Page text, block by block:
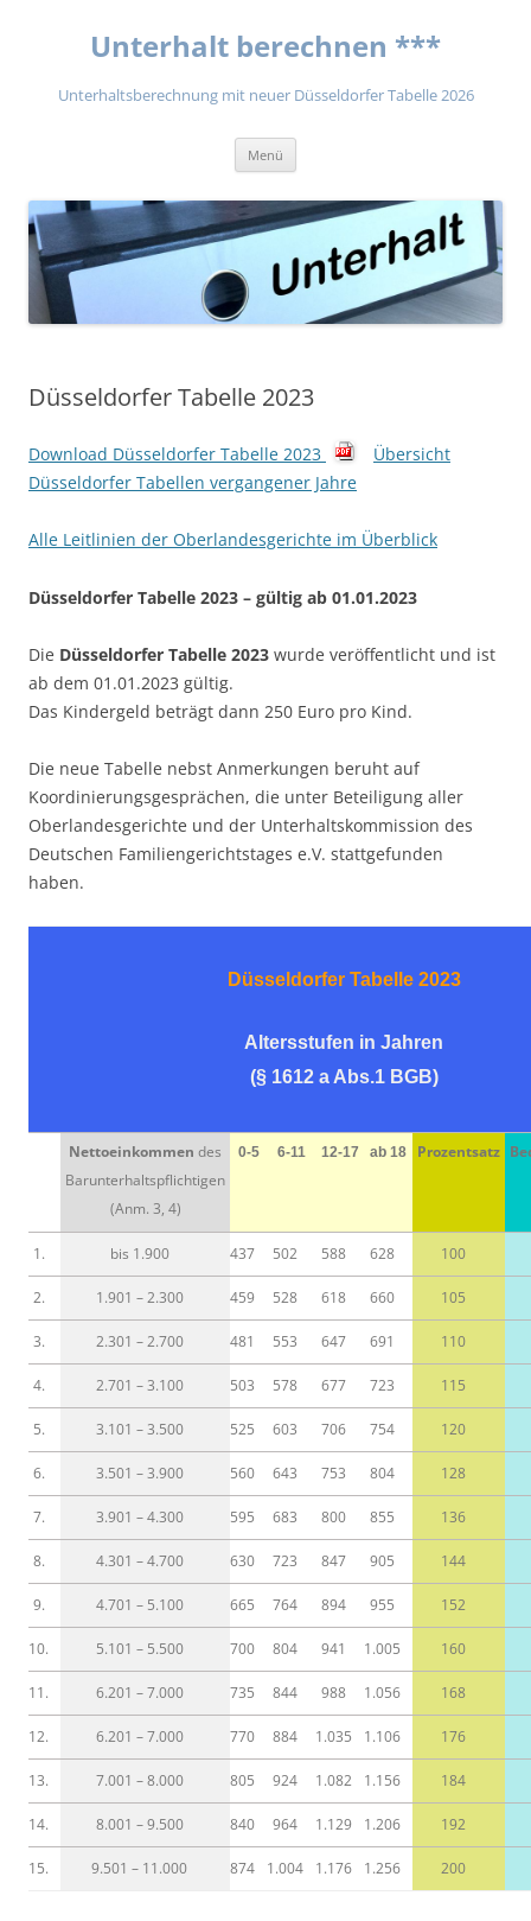
Unterhalt berechnen ***
Unterhaltsberechnung mit neuer Düsseldorfer Tabelle 2026
Menü
Düsseldorfer Tabelle 2023
Download Düsseldorfer Tabelle 2023
Übersicht
Düsseldorfer Tabellen vergangener Jahre
Alle Leitlinien der Oberlandesgerichte im Überblick
Düsseldorfer Tabelle 2023 – gültig ab 01.01.2023
Die Düsseldorfer Tabelle 2023 wurde veröffentlicht und ist
ab dem 01.01.2023 gültig.
Das Kindergeld beträgt dann 250 Euro pro Kind.
Die neue Tabelle nebst Anmerkungen beruht auf
Koordinierungsgesprächen, die unter Beteiligung aller
Oberlandesgerichte und der Unterhaltskommission des
Deutschen Familiengerichtstages e.V. stattgefunden
haben.
Düsseldorfer Tabelle 2023
Altersstufen in Jahren
(§ 1612 a Abs.1 BGB)
Nettoeinkommen des
Barunterhaltspflichtigen
(Anm. 3, 4)
0-5 6-11 12-17 ab 18 Prozentsatz
1. bis 1.900 437 502 588 628 100
2. 1.901 – 2.300 459 528 618 660 105
3. 2.301 – 2.700 481 553 647 691 110
4. 2.701 – 3.100 503 578 677 723 115
5. 3.101 – 3.500 525 603 706 754 120
6. 3.501 – 3.900 560 643 753 804 128
7. 3.901 – 4.300 595 683 800 855 136
8. 4.301 – 4.700 630 723 847 905 144
9. 4.701 – 5.100 665 764 894 955 152
10. 5.101 – 5.500 700 804 941 1.005 160
11. 6.201 – 7.000 735 844 988 1.056 168
12. 6.201 – 7.000 770 884 1.035 1.106 176
13. 7.001 – 8.000 805 924 1.082 1.156 184
14. 8.001 – 9.500 840 964 1.129 1.206 192
15. 9.501 – 11.000 874 1.004 1.176 1.256 200